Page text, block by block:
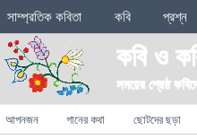
Sections
সাম্প্রতিক কবিতা কবি প্রশ্ন
কবি ও
সময়ের শ্রেষ্ঠ
Categories
আপনজন গানের কথা ছোটদের ছড়া